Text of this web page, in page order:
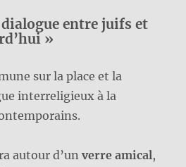
entre juifs et
»
sur la place et la
interreligieux à la
autour d’unverre amical,